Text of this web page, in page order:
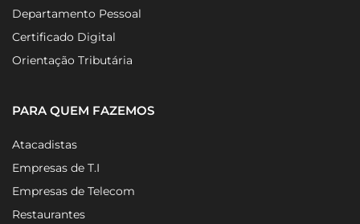
Departamento Pessoal
Certificado Digital
Orientação Tributária
PARA QUEM FAZEMOS
Atacadistas
Empresas de T.I
Empresas de Telecom
Restaurantes